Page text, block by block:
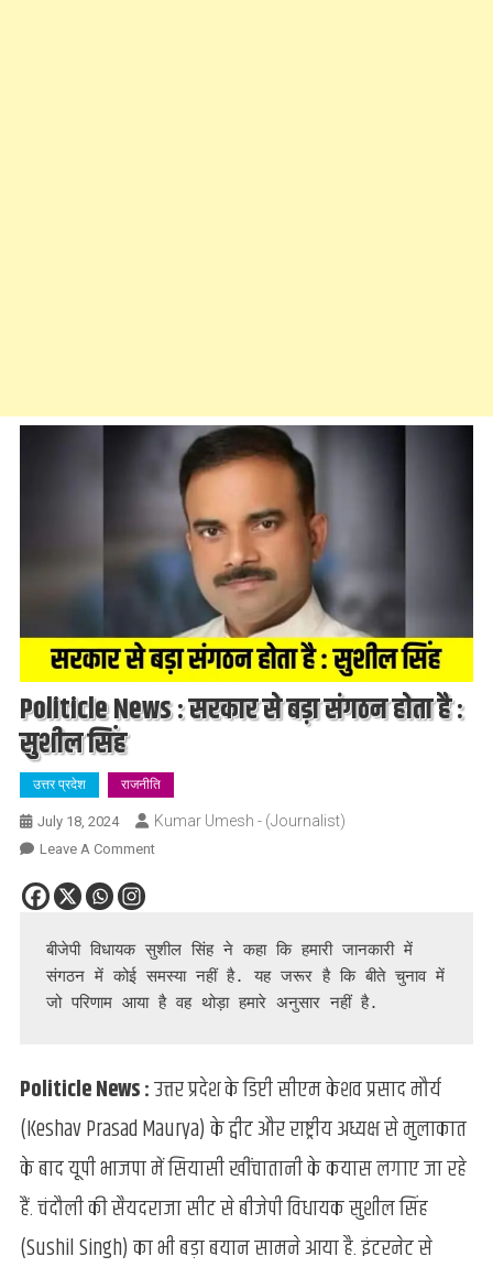
Politicle News : सरकार से बड़ा संगठन होता है :
सुशील सिंह
उत्तर प्रदेश राजनीति
July 18, 2024 Kumar Umesh - (Journalist)
Leave A CommentOn
सरकार
से
बड़ा
:
सुशील
बीजेपी विधायक सुशील सिंह ने कहा कि हमारी जानकारी में
संगठन में कोई समस्या नहीं है. यह जरूर है कि बीते चुनाव में
जो परिणाम आया है वह थोड़ा हमारे अनुसार नहीं है.
Politicle News :उत्तर प्रदेश के डिप्टी सीएम केशव प्रसाद मौर्य
(Keshav Prasad Maurya) के ट्वीट और राष्ट्रीय अध्यक्ष से मुलाकात
के बाद यूपी भाजपा में सियासी खींचातानी के कयास लगाए जा रहे
हैं. चंदौली की सैयदराजा सीट से बीजेपी विधायक सुशील सिंह
(Sushil Singh) का भी बड़ा बयान सामने आया है. इंटरनेट से